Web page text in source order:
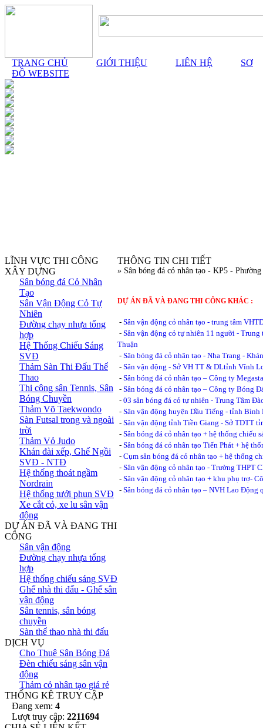
TRANG CHỦ GIỚI THIỆU LIÊN HỆ
SƠ
ĐỒ WEBSITE
LĨNH VỰC THI CÔNG
XÂY DỰNG
Sân bóng đá Cỏ Nhân
Tạo
Sân Vận Động Cỏ Tự
Nhiên
Đường chạy nhựa tổng
hợp
Hệ Thống Chiếu Sáng
SVĐ
Thảm Sàn Thi Đấu Thể
Thao
Thi công sân Tennis, Sân
Bóng Chuyền
Thảm Võ Taekwondo
Sàn Futsal trong và ngoài
trời
Thảm Vỏ Judo
Khán đài xếp, Ghế Ngồi
SVĐ - NTĐ
Hệ thống thoát ngầm
Nordrain
Hệ thống tưới phun SVĐ
Xe cắt cỏ, xe lu sân vận
động
DỰ ÁN ĐÃ VÀ ĐANG THI
CÔNG
Sân vận động
Đường chạy nhựa tổng
hợp
Hệ thống chiếu sáng SVĐ
Ghế nhà thi đấu - Ghế sân
vận động
Sân tennis, sân bóng
chuyền
Sàn thể thao nhà thi đấu
DỊCH VỤ
Cho Thuê Sân Bóng Đá
Đèn chiếu sáng sân vận
động
Thảm cỏ nhân tạo giá rẻ
THỐNG KÊ TRUY CẬP
Đang xem: 4
Lượt truy cập: 2211694
THÔNG TIN CHI TIẾT
» Sân bóng đá cỏ nhân tạo - KP5 -
DỰ ÁN ĐÃ VÀ ĐANG THI CÔNG KHÁC :
- Sân vận động cỏ nhân tạo - trung tâm
- Sân vận động cỏ tự nhiên 11 người -
Thuận
- Sân bóng đá cỏ nhân tạo - Nha Trang -
- Sân vận động - Sở VH TT & DLtỉnh Vĩnh
- Sân bóng đá cỏ nhân tạo – Công ty
- Sân bóng đá cỏ nhân tạo – Công ty Bóng
- 03 sân bóng đá cỏ tự nhiên - Trung Tâm
- Sân vận động huyện Dầu Tiếng - tỉnh Bình
- Sân vận động tỉnh Tiền Giang - Sở TDTT
- Sân bóng đá cỏ nhân tạo + hệ thống chiếu
- Sân bóng đá cỏ nhân tạo Tiến Phát + hệ
- Cụm sân bóng đá cỏ nhân tạo + hệ thống
- Sân vận động cỏ nhân tạo - Trường
- Sân vận động cỏ nhân tạo + khu phụ trợ-
- Sân bóng đá cỏ nhân tạo – NVH Lao Động